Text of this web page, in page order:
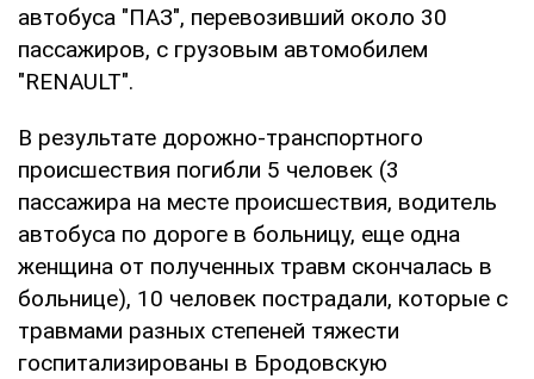
автобуса "ПАЗ", перевозивший около 30
пассажиров, с грузовым автомобилем
"RENAULT".
В результате дорожно-транспортного
происшествия погибли 5 человек (3
пассажира на месте происшествия, водитель
автобуса по дороге в больницу, еще одна
женщина от полученных травм скончалась в
больнице), 10 человек пострадали, которые с
травмами разных степеней тяжести
госпитализированы в Бродовскую